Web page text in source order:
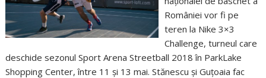
României vor fi pe
teren la Nike 3×3
Challenge, turneul care
deschide sezonul Sport Arena Streetball 2018 în ParkLake
Shopping Center, între 11 și 13 mai. Stănescu și Guțoaia fac